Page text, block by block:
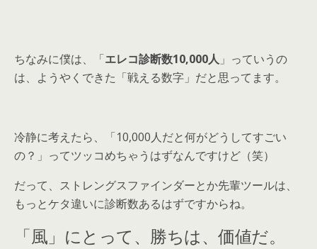
ちなみに僕は、「エレコ診断数10,000人 」っていうの
は、ようやくできた「戦える数字」だと思ってます。
冷静に考えたら、「10,000人だと何がどうしてすごい
の？」ってツッコめちゃうはずなんですけど（笑）
だって、ストレングスファインダーとか先輩ツールは、
もっとケタ違いに診断数あるはずですからね。
「風」 にとって、勝ちは、価値だ。